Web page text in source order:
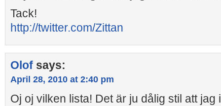
Tack!
http://twitter.com/Zittan
Olof says:
April 28, 2010 at 2:40 pm
Oj oj vilken lista! Det är ju dålig stil att jag